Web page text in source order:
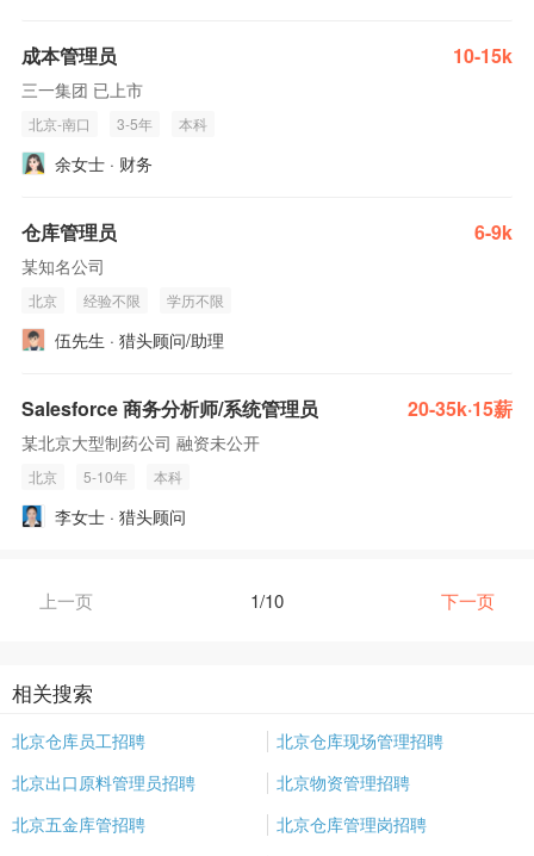
成本管理员 10-15k
三一集团 已上市
北京-南口 3-5年 本科
余女士 · 财务
仓库管理员 6-9k
某知名公司
北京 经验不限 学历不限
伍先生 · 猎头顾问/助理
Salesforce 商务分析师/系统管理员 20-35k·15薪
某北京大型制药公司 融资未公开
北京 5-10年 本科
李女士 · 猎头顾问
上一页 1/10 下一页
相关搜索
北京仓库员工招聘
北京仓库现场管理招聘
北京出口原料管理员招聘
北京物资管理招聘
北京五金库管招聘
北京仓库管理岗招聘